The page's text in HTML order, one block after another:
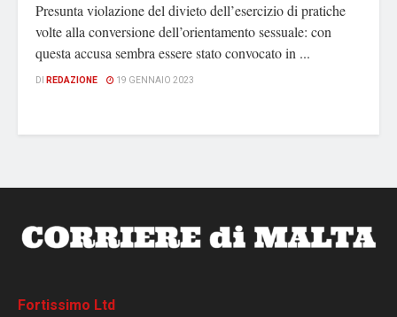
Presunta violazione del divieto dell’esercizio di pratiche
volte alla conversione dell’orientamento sessuale: con
questa accusa sembra essere stato convocato in ...
DI REDAZIONE 19 GENNAIO 2023
Fortissimo Ltd